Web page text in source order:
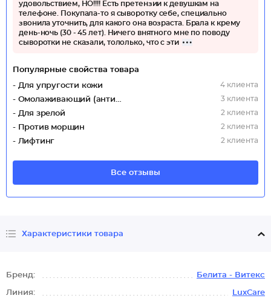
удовольствием, НО!!!! Есть претензии к девушкам на
телефоне. Покупала-то я сыворотку себе, специально
звонила уточнить, для какого она возраста. Брала к крему
день-ночь (30 - 45 лет). Ничего внятного мне по поводу
сыворотки не сказали, тололько, что с эти
Популярные свойства товара
- Для упругости кожи
4 клиента
- Омолаживающий (антивозрастной) 3 клиента
- Для зрелой 2 клиента
- Против морщин 2 клиента
- Лифтинг 2 клиента
Все отзывы
Характеристики товара
Бренд: Белита - Витекс
Линия: LuxCare